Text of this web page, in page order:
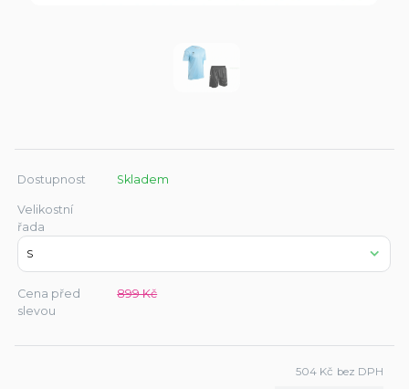
Dostupnost Skladem
Velikostní
řada
Cena před
slevou
899 Kč
504 Kč bez DPH